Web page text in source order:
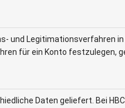
und Legitimationsverfahren
für ein Konto festzulegen,
Daten geliefert. Bei